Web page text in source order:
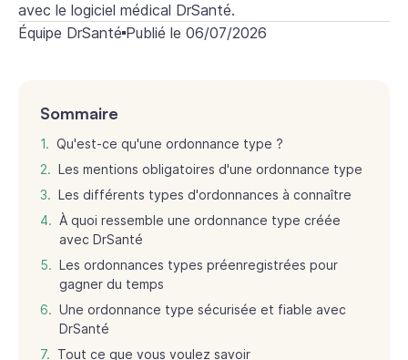
avec le logiciel médical DrSanté.
Équipe DrSanté Publié le 06/07/2026
Sommaire
Qu'est-ce qu'une ordonnance type ?
Les mentions obligatoires d'une ordonnance type
Les différents types d'ordonnances à connaître
À quoi ressemble une ordonnance type créée
avec DrSanté
Les ordonnances types préenregistrées pour
gagner du temps
Une ordonnance type sécurisée et fiable avec
DrSanté
Tout ce que vous voulez savoir